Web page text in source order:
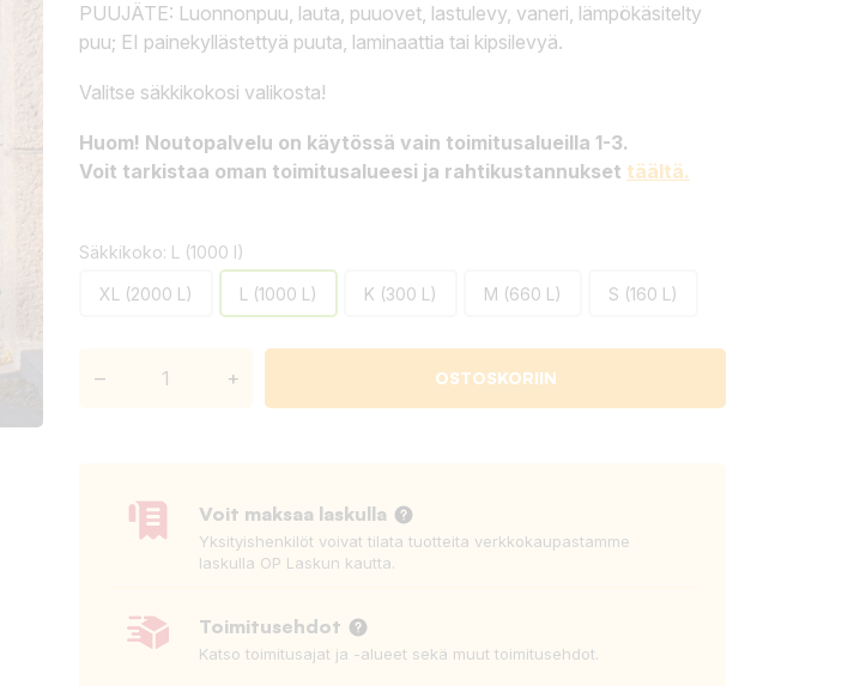
PUUJÄTE: Luonnonpuu, lauta, puuovet, lastulevy, vaneri, lämpökäsitelty
puu; EI painekyllästettyä puuta, laminaattia tai kipsilevyä.
Valitse säkkikokosi valikosta!
Huom! Noutopalvelu on käytössä vain toimitusalueilla 1-3.
Voit tarkistaa oman toimitusalueesi ja rahtikustannukset täältä.
Säkkikoko: L (1000 l)
XL (2000 L) L (1000 L) K (300 L) M (660 L) S (160 L)
– + OSTOSKORIIN
Voit maksaa laskulla
Yksityishenkilöt voivat tilata tuotteita verkkokaupastamme
laskulla OP Laskun kautta.
Toimitusehdot
Katso toimitusajat ja -alueet sekä muut toimitusehdot.